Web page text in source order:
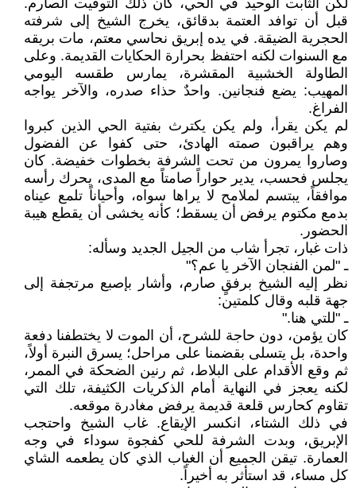
​لكن الثابت الوحيد في الحي، كان ذلك التوقيت الصارم.
قبل أن توافد العتمة بدقائق، يخرج الشيخ إلى شرفته
الحجرية الضيقة. في يده إبريق نحاسي معتم، مات بريقه
مع السنوات لكنه احتفظ بحرارة الحكايات القديمة. وعلى
الطاولة الخشبية المقشرة، يمارس طقسه اليومي
المهيب: يضع فنجانين. واحدٌ حذاء صدره، والآخر يواجه
الفراغ.
​لم يكن يقرأ، ولم يكن يكترث بفتية الحي الذين كبروا
وهم يراقبون صمته الهادئ، حتى كفوا عن الفضول
وصاروا يمرون من تحت الشرفة بخطوات خفيضة. كان
يجلس فحسب، يدير حواراً صامتاً مع المدى، يحرك رأسه
موافقاً، يبتسم لملامح لا يراها سواه، وأحياناً تلمع عيناه
بدمع مكتوم يرفض أن يسقط؛ كأنه يخشى أن يقطع هيبة
الحضور.
​ذات غبار، تجرأ شاب من الجيل الجديد وسأله:
ـ "لمن الفنجان الآخر يا عم؟"
​نظر إليه الشيخ برفقٍ صارم، وأشار بإصبع مرتجفة إلى
جهة قلبه وقال كلمتين:
ـ "للتي هنا."
​كان يؤمن، دون حاجة للشرح، أن الموت لا يختطفنا دفعة
واحدة، بل يتسلى بقضمنا على مراحل؛ يسرق النبرة أولاً،
ثم وقع الأقدام على البلاط، ثم رنين الضحكة في الممر،
لكنه يعجز في النهاية أمام الذكريات الكثيفة، تلك التي
تقاوم كحارس قلعة قديمة يرفض مغادرة موقعه.
​في ذلك الشتاء، انكسر الإيقاع. غاب الشيخ واحتجب
الإبريق، وبدت الشرفة للحي كفجوة سوداء في وجه
العمارة. تيقن الجميع أن الغياب الذي كان يطعمه الشاي
كل مساء، قد استأثر به أخيراً.